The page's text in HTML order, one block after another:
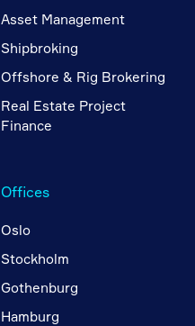
Asset Management
Shipbroking
Offshore & Rig Brokering
Real Estate Project
Finance
Offices
Oslo
Stockholm
Gothenburg
Hamburg